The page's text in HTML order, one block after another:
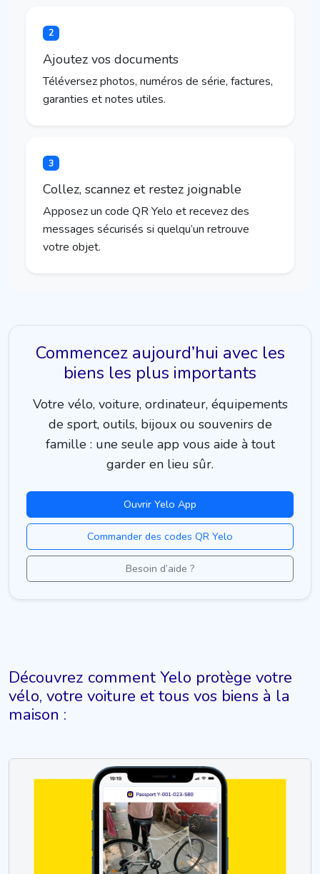
2
Ajoutez vos documents
Téléversez photos, numéros de série, factures,
garanties et notes utiles.
3
Collez, scannez et restez joignable
Apposez un code QR Yelo et recevez des
messages sécurisés si quelqu’un retrouve
votre objet.
Commencez aujourd’hui avec les
biens les plus importants
Votre vélo, voiture, ordinateur, équipements
de sport, outils, bijoux ou souvenirs de
famille : une seule app vous aide à tout
garder en lieu sûr.
Ouvrir Yelo App
Commander des codes QR Yelo
Besoin d’aide ?
Découvrez comment Yelo protège votre
vélo, votre voiture et tous vos biens à la
maison :